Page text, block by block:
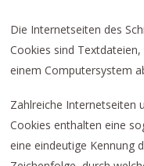
Die Internetseiten des
Cookies sind
einem Computersystem
Zahlreiche Internetseiten
Cookies enthalten eine
eine eindeutige Kennung